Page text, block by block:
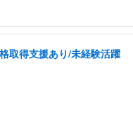
取得支援あり/未経験活躍